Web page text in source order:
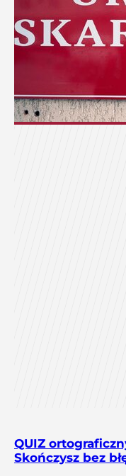
QUIZ
Skończysz bez